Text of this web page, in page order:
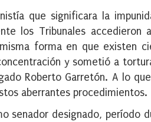
que significara la
los Tribunales accedieron
forma en que existen
y sometió a
Roberto Garretón. A lo
aberrantes procedimientos.
senador designado, período